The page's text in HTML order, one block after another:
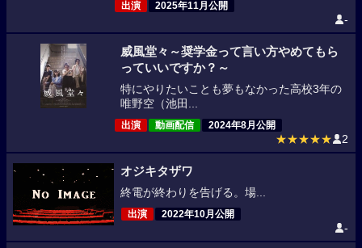
出演 2025年11月公開
-
威風堂々～奨学金って言い方やめてもら
っていいですか？～
特にやりたいことも夢もなかった高校3年の
唯野空（池田...
出演 動画配信 2024年8月公開
★★★★★ 2
オジキタザワ
終電が終わりを告げる。場...
出演 2022年10月公開
-